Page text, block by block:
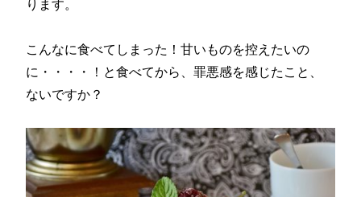
ります。
こんなに食べてしまった！甘いものを控えたいの
に・・・・！と食べてから、罪悪感を感じたこと、
ないですか？